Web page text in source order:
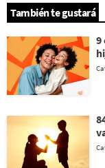
También te gustará
9